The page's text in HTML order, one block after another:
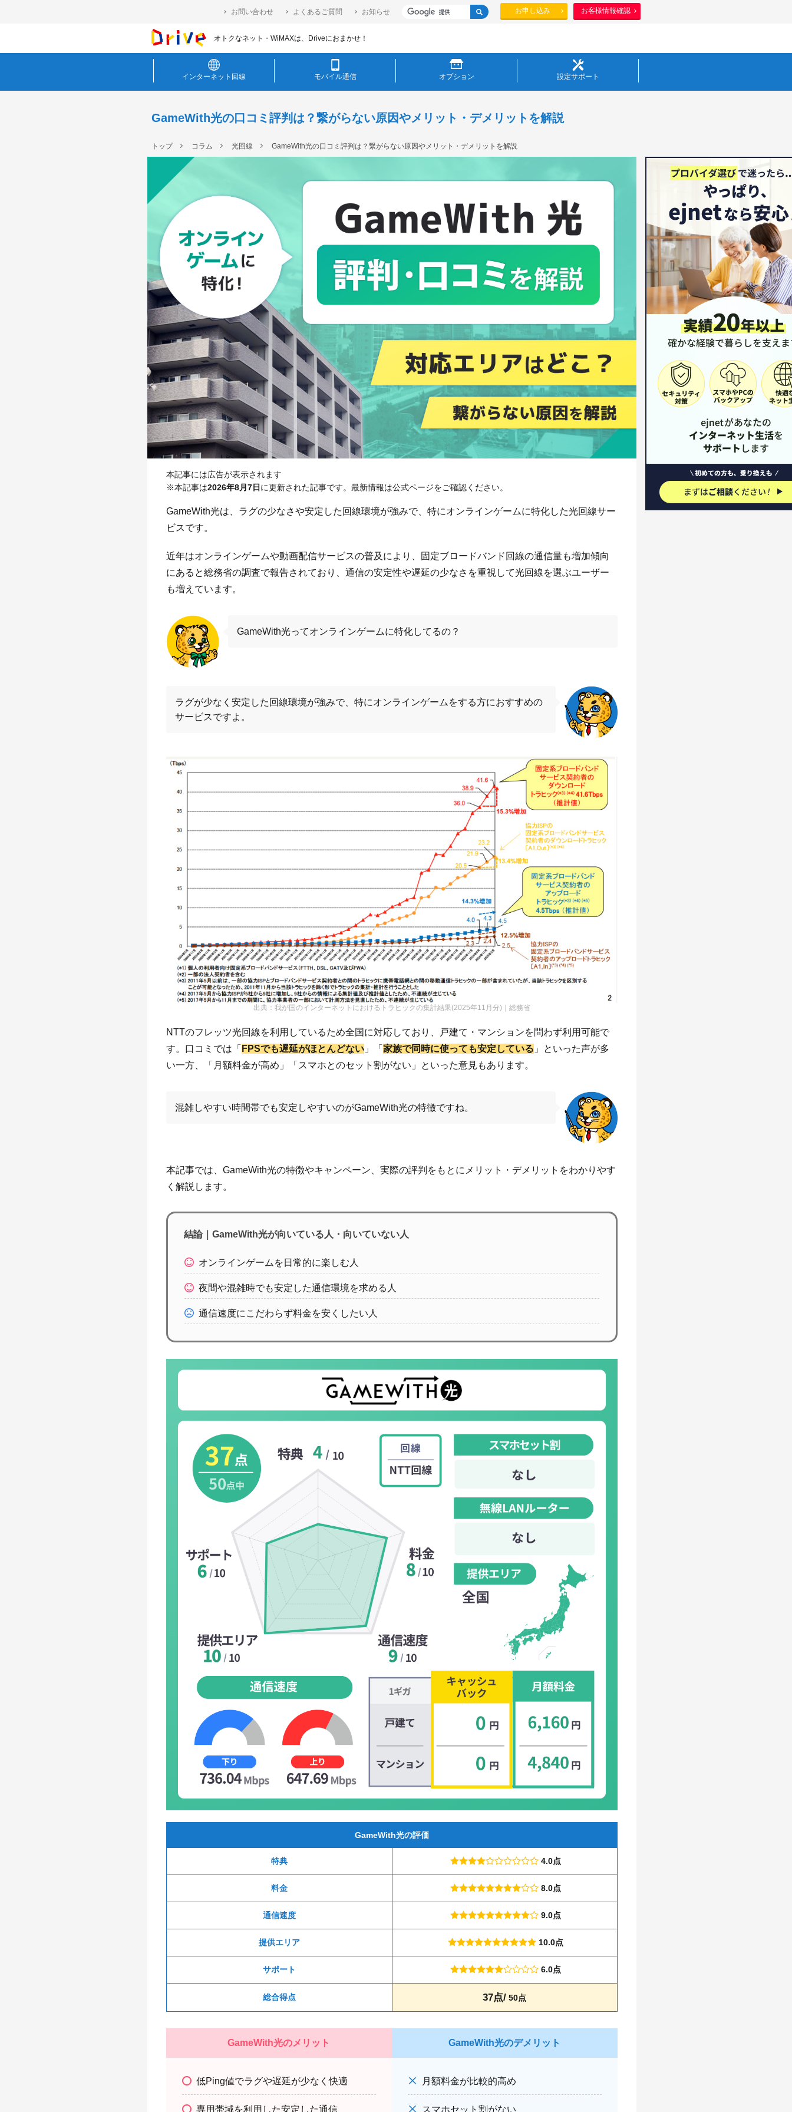
オトクなネット・WiMAXは、Driveにおまかせ！
インターネット回線 モバイル通信 オプション 設定サポート
お問い合わせ よくあるご質問 お知らせ お申し込み お客様情報確認
GameWith光の口コミ評判は？繋がらない原因やメリット・デメリットを解説
トップ コラム 光回線 GameWith光の口コミ評判は？繋がらない原因やメリット・デメリットを解説
本記事には広告が表示されます
※本記事は2026年8月7日 に更新された記事です。最新情報は公式ページをご確認ください。
GameWith光は、ラグの少なさや安定した回線環境が強みで、特にオンラインゲームに特化した光回線サー
ビスです。
近年はオンラインゲームや動画配信サービスの普及により、固定ブロードバンド回線の通信量も増加傾向
にあると総務省の調査で報告されており、通信の安定性や遅延の少なさを重視して光回線を選ぶユーザー
も増えています。
GameWith光ってオンラインゲームに特化してるの？
ラグが少なく安定した回線環境が強みで、特にオンラインゲームをする方におすすめの
サービスですよ。
出典： 我が国のインターネットにおけるトラヒックの集計結果(2025年11月分)｜総務省
NTTのフレッツ光回線を利用しているため全国に対応しており、戸建て・マンションを問わず利用可能で
す。口コミでは「 FPSでも遅延がほとんどない」「 家族で同時に使っても安定している 」といった声が多
い一方、「月額料金が高め」「スマホとのセット割がない」といった意見もあります。
混雑しやすい時間帯でも安定しやすいのがGameWith光の特徴ですね。
本記事では、GameWith光の特徴やキャンペーン、実際の評判をもとにメリット・デメリットをわかりやす
く解説します。
結論｜GameWith光が向いている人・向いていない人
オンラインゲームを日常的に楽しむ人
夜間や混雑時でも安定した通信環境を求める人
通信速度にこだわらず料金を安くしたい人
GameWith光の評価
特典 4.0点
料金 8.0点
通信速度 9.0点
提供エリア 10.0点
サポート 6.0点
総合得点 37点/ 50点
GameWith光のメリット
低Ping値でラグや遅延が少なく快適
専用帯域を利用した安定した通信
GameWith光のデメリット
月額料金が比較的高め
スマホセット割がない